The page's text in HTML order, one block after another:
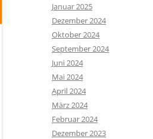
Januar 2025
Dezember 2024
Oktober 2024
September 2024
Juni 2024
Mai 2024
April 2024
März 2024
Februar 2024
Dezember 2023